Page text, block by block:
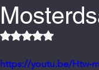
Rated NaN out of 5
https://youtu.be/Htw-